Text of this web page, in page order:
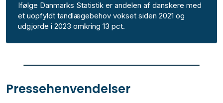
Ifølge Danmarks Statistik er andelen af danskere med
et uopfyldt tandlægebehov vokset siden 2021 og
udgjorde i 2023 omkring 13 pct.
Pressehenvendelser